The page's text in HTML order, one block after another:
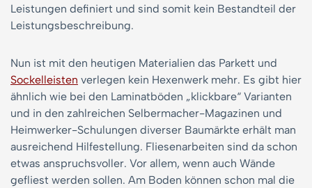
Leistungen definiert und sind somit kein Bestandteil der
Leistungsbeschreibung.
Nun ist mit den heutigen Materialien das Parkett und
Sockelleisten verlegen kein Hexenwerk mehr. Es gibt hier
ähnlich wie bei den Laminatböden „klickbare“ Varianten
und in den zahlreichen Selbermacher-Magazinen und
Heimwerker-Schulungen diverser Baumärkte erhält man
ausreichend Hilfestellung. Fliesenarbeiten sind da schon
etwas anspruchsvoller. Vor allem, wenn auch Wände
gefliest werden sollen. Am Boden können schon mal die